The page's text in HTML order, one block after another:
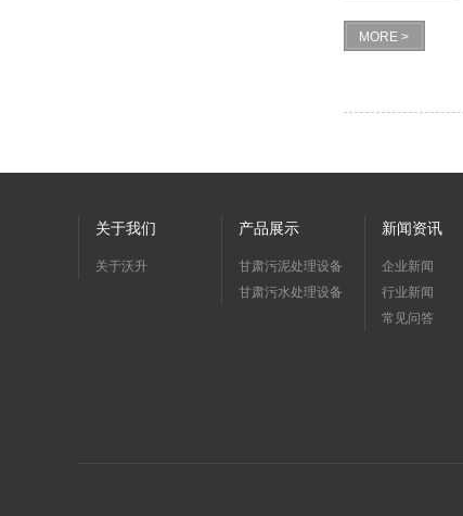
MORE >
关于我们
关于沃升
产品展示
甘肃污泥处理设备
甘肃污水处理设备
新闻资讯
企业新闻
行业新闻
常见问答